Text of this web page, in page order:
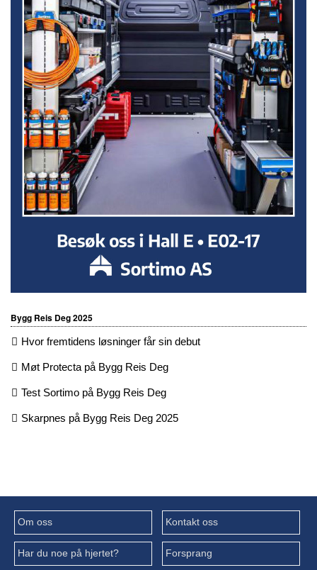
Bygg Reis Deg 2025
Hvor fremtidens løsninger får sin debut
Møt Protecta på Bygg Reis Deg
Test Sortimo på Bygg Reis Deg
Skarpnes på Bygg Reis Deg 2025
Om oss Kontakt oss
Har du noe på hjertet? Forsprang